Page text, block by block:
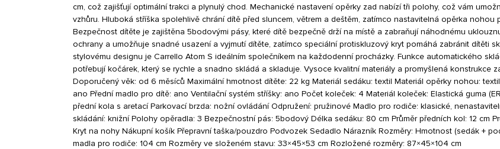
cm, což zajišťují optimální trakci a plynulý chod. Mechanické nastavení opěrky zad nabízí tři polohy, což vám
vzhůru. Hluboká stříška spolehlivě chrání dítě před sluncem, větrem a deštěm, zatímco nastavitelná opěrka
Bezpečnost dítěte je zajištěna 5bodovými pásy, které dítě bezpečně drží na místě a zabraňují náhodnému
ochrany a umožňuje snadné usazení a vyjmutí dítěte, zatímco speciální protiskluzový kryt pomáhá zabránit dítěti
stylovému designu je Carrello Atom S ideálním společníkem na každodenní procházky. Funkce automatického
potřebují kočárek, který se rychle a snadno skládá a skladuje. Vysoce kvalitní materiály a promyšlená konstrukce
Doporučený věk: od 6 měsíců Maximální hmotnost dítěte: 22 kg Materiál sedáku: textil Materiál opěrky nohou:
ano Přední madlo pro dítě: ano Ventilační systém stříšky: ano Počet koleček: 4 Materiál koleček: Elastická guma
přední kola s aretací Parkovací brzda: nožní ovládání Odpružení: pružinové Madlo pro rodiče: klasické,
skládání: knižní Polohy opěradla: 3 Bezpečnostní pás: 5bodový Délka sedáku: 80 cm Průměr předních kol: 12 cm
Kryt na nohy Nákupní košík Přepravní taška/pouzdro Podvozek Sedadlo Nárazník Rozměry: Hmotnost (sedák +
madla pro rodiče: 104 cm Rozměry ve složeném stavu: 33×45×53 cm Rozložené rozměry: 87×45×104 cm